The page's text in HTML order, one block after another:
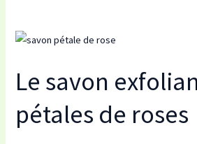
Le savon
pétales de roses
Le
exfoliant
pétales